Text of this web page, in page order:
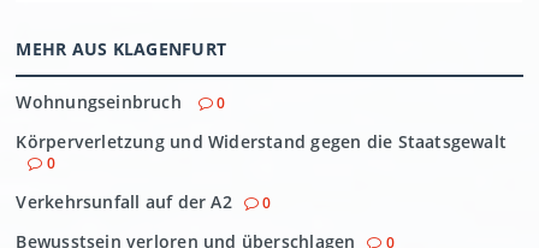
MEHR AUS KLAGENFURT
Wohnungseinbruch 0
Körperverletzung und Widerstand gegen die Staatsgewalt
0
Verkehrsunfall auf der A2 0
Bewusstsein verloren und überschlagen 0